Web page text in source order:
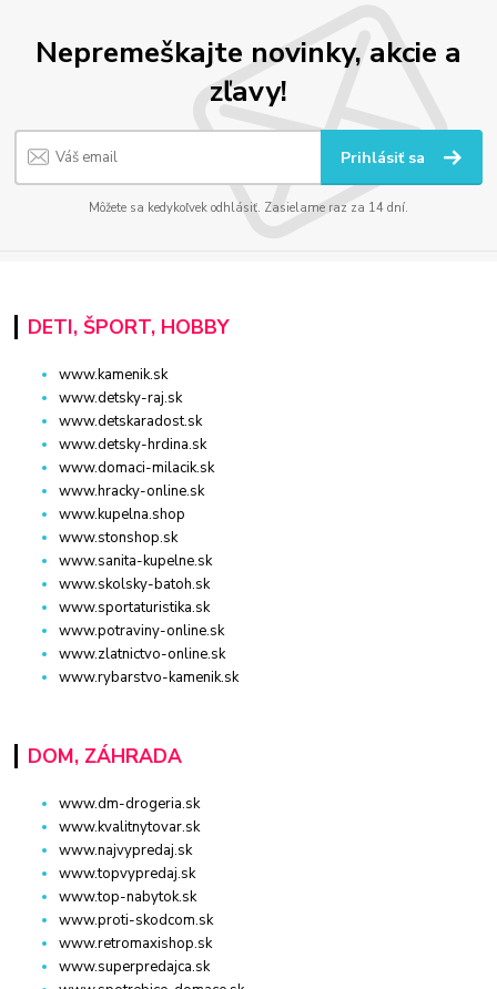
Nepremeškajte novinky, akcie a
zľavy!
Prihlásiť sa
Môžete sa kedykoľvek odhlásiť. Zasielame raz za 14 dní.
DETI, ŠPORT, HOBBY
www.kamenik.sk
www.detsky-raj.sk
www.detskaradost.sk
www.detsky-hrdina.sk
www.domaci-milacik.sk
www.hracky-online.sk
www.kupelna.shop
www.stonshop.sk
www.sanita-kupelne.sk
www.skolsky-batoh.sk
www.sportaturistika.sk
www.potraviny-online.sk
www.zlatnictvo-online.sk
www.rybarstvo-kamenik.sk
DOM, ZÁHRADA
www.dm-drogeria.sk
www.kvalitnytovar.sk
www.najvypredaj.sk
www.topvypredaj.sk
www.top-nabytok.sk
www.proti-skodcom.sk
www.retromaxishop.sk
www.superpredajca.sk